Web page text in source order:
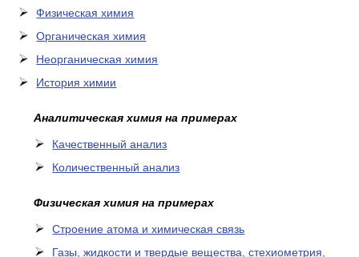
Физическая химия
Органическая химия
Неорганическая химия
История химии
Аналитическая химия на примерах
Качественный анализ
Количественный анализ
Физическая химия на примерах
Cтроение атома и химическая связь
Газы, жидкости и твердые вещества, стехиометрия,